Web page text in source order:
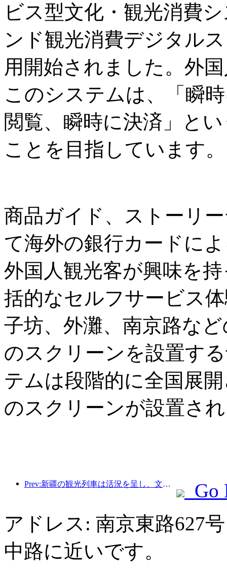
ビス型文化・観光消費
ンド観光消費デジタル
用開始されました。外
このシステムは、「瞬
閲覧、瞬時に決済」と
ことを目指しています。
商品ガイド、ストーリ
て海外の銀行カードに
外国人観光客が興味を
括的なセルフサービス
子坊、外灘、南京路な
のスクリーンを設置す
テムは段階的に全国展
のスクリーンが設置さ
Prev:新疆の観光列車は活況を呈し、文化と観光経済を活性化させている。
Go
アドレス: 南京東路627
中路に近いです。